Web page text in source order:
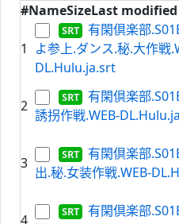
#NameSizeLast modified
1
有閑倶楽部
よ参上.ダンス.秘.大作戦
DL.Hulu.ja.srt
2
有閑倶楽部
誘拐作戦.WEB-
3
有閑倶楽部
出.秘.女装作戦.WEB-
4
有閑倶楽部